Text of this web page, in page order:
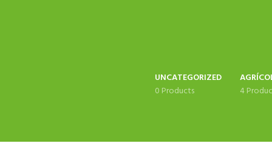
UNCATEGORIZED
0 Products
4